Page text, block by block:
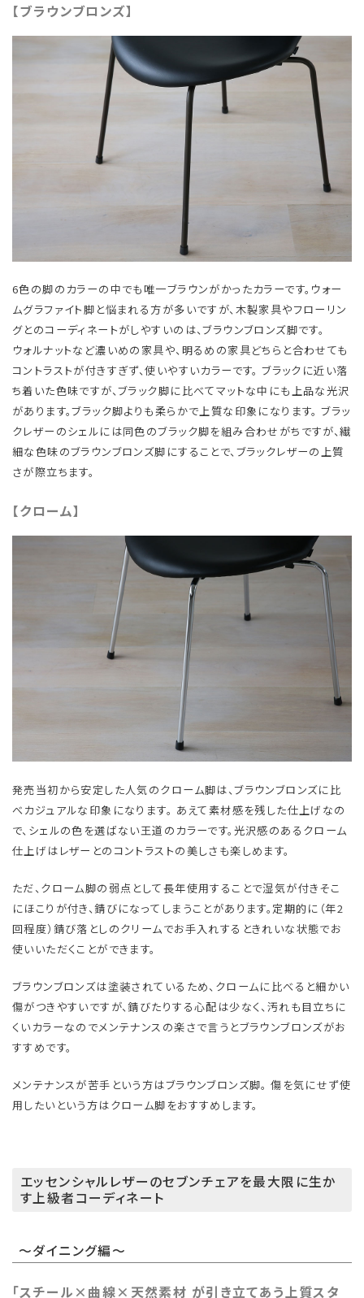
【ブラウンブロンズ】
6色の脚のカラーの中でも唯一ブラウンがかったカラーです。ウォー
ムグラファイト脚と悩まれる方が多いですが、木製家具やフローリン
グとのコーディネートがしやすいのは、ブラウンブロンズ脚です。
​ ウォルナットなど濃いめの家具や、明るめの家具どちらと合わせても
コントラストが付きすぎず、使いやすいカラーです。 ブラックに近い落
ち着いた色味ですが、ブラック脚に比べてマットな中にも上品な光沢
があります。ブラック脚よりも柔らかで上質な印象になります。 ブラッ
クレザーのシェルには同色のブラック脚を組み合わせがちですが、繊
細な色味のブラウンブロンズ脚にすることで、ブラックレザーの上質
さが際立ちます。
【クローム】
発売当初から安定した人気のクローム脚は、ブラウンブロンズに比
べカジュアルな印象になります。 あえて素材感を残した仕上げなの
で、シェルの色を選ばない王道のカラーです。光沢感のあるクローム
仕上げはレザーとのコントラストの美しさも楽しめます。
ただ、クローム脚の弱点として長年使用することで湿気が付きそこ
にほこりが付き、錆びになってしまうことがあります。定期的に（年2
回程度）錆び落としのクリームでお手入れするときれいな状態でお
使いいただくことができます。
ブラウンブロンズは塗装されているため、クロームに比べると細かい
傷がつきやすいですが、錆びたりする心配は少なく、汚れも目立ちに
くいカラーなのでメンテナンスの楽さで言うとブラウンブロンズがお
すすめです。
メンテナンスが苦手という方はブラウンブロンズ脚。 傷を気にせず使
用したいという方はクローム脚をおすすめします。
エッセンシャルレザーのセブンチェアを最大限に生か
す上級者コーディネート
～ダイニング編～
「スチール×曲線×天然素材 が引き立てあう上質スタ